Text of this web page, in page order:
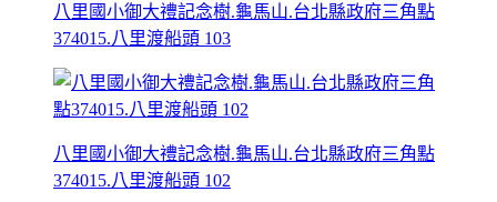
八里國小御大禮記念樹.龜馬山.台北縣政府三角點
374015.八里渡船頭 103
八里國小御大禮記念樹.龜馬山.台北縣政府三角點
374015.八里渡船頭 102